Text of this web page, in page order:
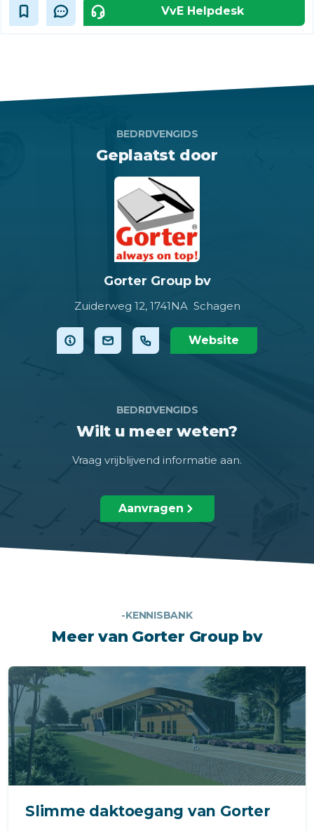
VvE Helpdesk
BEDRIJVENGIDS
Geplaatst door
Gorter Group bv
Zuiderweg 12, 1741NA Schagen
Website
BEDRIJVENGIDS
Wilt u meer weten?
Vraag vrijblijvend informatie aan.
Aanvragen
-KENNISBANK
Meer van Gorter Group bv
Slimme daktoegang van Gorter